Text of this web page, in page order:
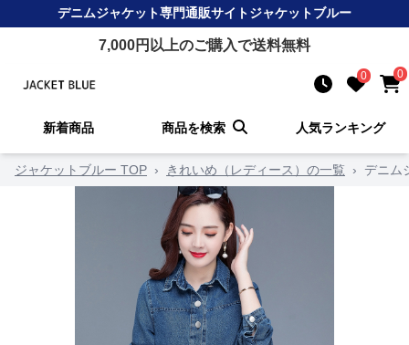
デニムジャケット専門通販サイトジャケットブルー
7,000円以上のご購入で送料無料
0 0
新着商品 商品を検索 人気ランキング
ジャケットブルー TOP › きれいめ（レディース）の一覧 › デニム